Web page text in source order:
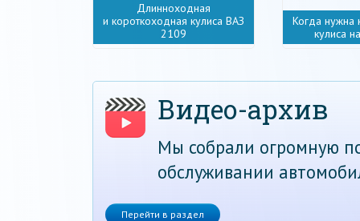
Длинноходная
и короткоходная кулиса ВАЗ
2109
Когда нужна
кулиса
Видео-архив
Мы собрали огромную
обслуживании
Перейти в раздел